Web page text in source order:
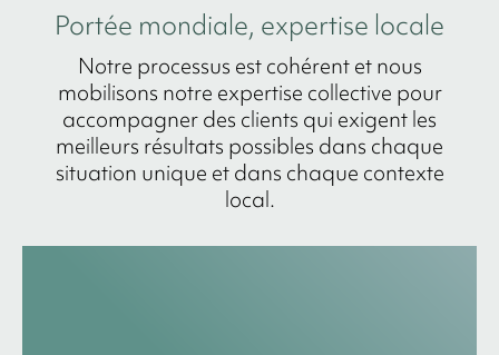
Portée mondiale, expertise locale
Notre processus est cohérent et nous
mobilisons notre expertise collective pour
accompagner des clients qui exigent les
meilleurs résultats possibles dans chaque
situation unique et dans chaque contexte
local.